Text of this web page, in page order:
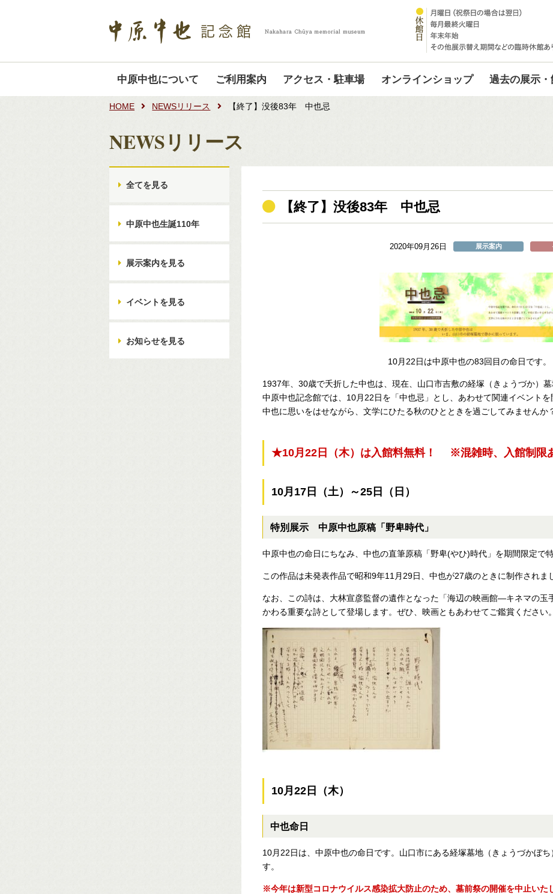
中原中也について ご利用案内 アクセス・駐車場 オンラインショップ 過去の展示
HOME NEWSリリース 【終了】没後83年 中也忌
NEWSリリース
全てを見る
中原中也生誕110年
展示案内を見る
イベントを見る
お知らせを見る
【終了】没後83年 中也忌
2020年09月26日 展示案内
10月22日は中原中也の83回目の命日です。
1937年、30歳で夭折した中也は、現在、山口市吉敷の経塚（きょうづか）墓
中原中也記念館では、10月22日を「中也忌」とし、あわせて関連イベントを
中也に思いをはせながら、文学にひたる秋のひとときを過ごしてみませんか
★10月22日（木）は入館料無料！ ※混雑時、入館制限
10月17日（土）～25日（日）
特別展示 中原中也原稿「野卑時代」
中原中也の命日にちなみ、中也の直筆原稿「野卑(やひ)時代」を期間限定で
この作品は未発表作品で昭和9年11 月 29日、中也が27歳のときに制作されま
なお、この詩は、大林宣彦監督の遺作となった「海辺の映画館―キネマの玉
かわる重要な詩として登場します。ぜひ、映画ともあわせてご鑑賞ください。
10月22日（木）
中也命日
10月22日は、中原中也の命日です。山口市にある経塚墓地（きょうづかぼ
す。
※今年は新型コロナウイルス感染拡大防止のため、墓前祭の開催を中止いた